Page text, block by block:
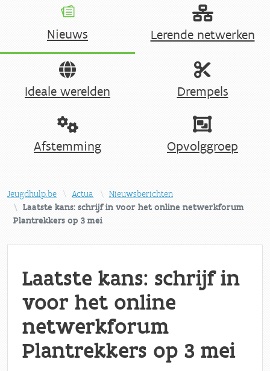
Nieuws Lerende netwerken
Ideale werelden Drempels
Afstemming Opvolggroep
Jeugdhulp.be Actua
Nieuwsberichten
Laatste kans: schrijf in voor het online netwerkforum
Plantrekkers op 3 mei
Laatste kans: schrijf in
voor het online
netwerkforum
Plantrekkers op 3 mei